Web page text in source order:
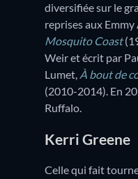
diversifiée sur le
reprises aux
Mosquito Coast
Weir et écrit par
Lumet, À bout de
(2010-2014). En
Ruffalo.
Kerri Greene
Celle qui fait